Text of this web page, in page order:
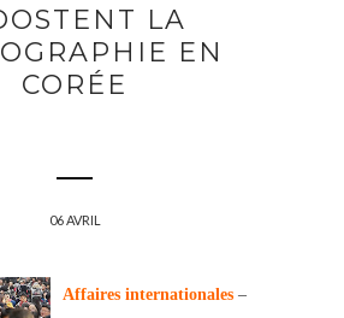
LA
EN
CORÉE
06 AVRIL
Affaires internationales –